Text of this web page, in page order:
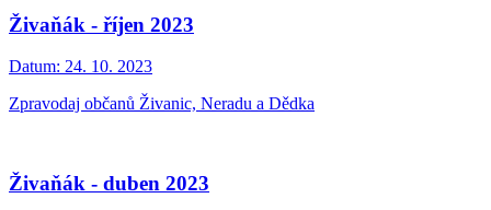
Živaňák - říjen 2023
Datum: 24. 10. 2023
Zpravodaj občanů Živanic, Neradu a Dědka
Živaňák - duben 2023